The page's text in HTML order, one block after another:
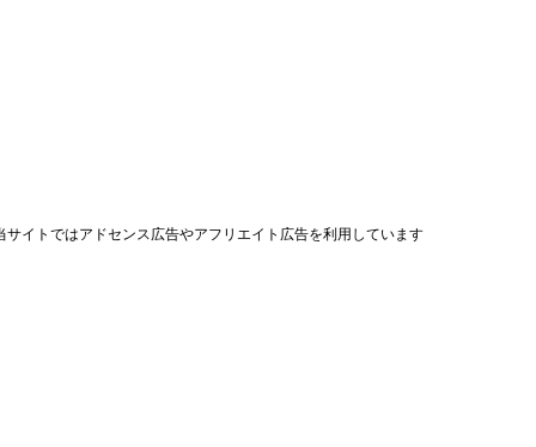
サイトではアドセンス広告やアフリエイト広告を利用しています